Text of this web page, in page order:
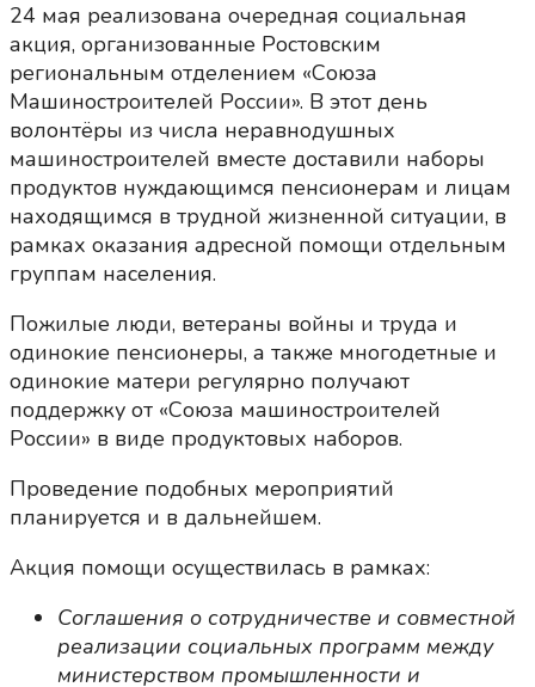
24 мая реализована очередная социальная
акция, организованные Ростовским
региональным отделением «Союза
Машиностроителей России». В этот день
волонтёры из числа неравнодушных
машиностроителей вместе доставили наборы
продуктов нуждающимся пенсионерам и лицам
находящимся в трудной жизненной ситуации, в
рамках оказания адресной помощи отдельным
группам населения.
Пожилые люди, ветераны войны и труда и
одинокие пенсионеры, а также многодетные и
одинокие матери регулярно получают
поддержку от «Союза машиностроителей
России» в виде продуктовых наборов.
Проведение подобных мероприятий
планируется и в дальнейшем.
Акция помощи осуществилась в рамках:
Соглашения о сотрудничестве и совместной
реализации социальных программ между
министерством промышленности и